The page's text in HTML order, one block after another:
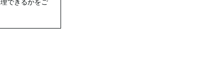
できるかをご